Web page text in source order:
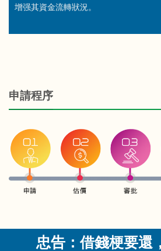
增强其資金流轉狀況。
申請程序
忠告：借錢梗要還